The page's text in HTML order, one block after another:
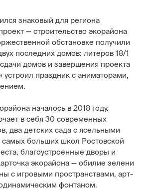
знаковый для региона
— строительство экорайона
обстановке получили
последних домов: литеров 18/1
домов и завершения проекта
праздник с аниматорами,
началось в 2018 году.
в себя 30 современных
два детских сада с ясельными
самых больших школ Ростовской
благоустроенные дворы и
экорайона — обилие зелени
с игровыми пространствами, арт-
фонтаном.